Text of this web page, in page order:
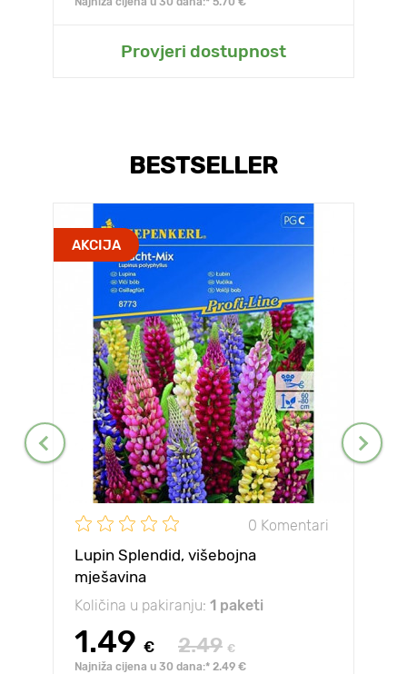
Provjeri dostupnost
BESTSELLER
AKCIJA
0 Komentari
Lupin Splendid, višebojna
mješavina
Količina u pakiranju: 1 paketi
1.49 € 2.49 €
Najniža cijena u 30 dana:* 2.49 €